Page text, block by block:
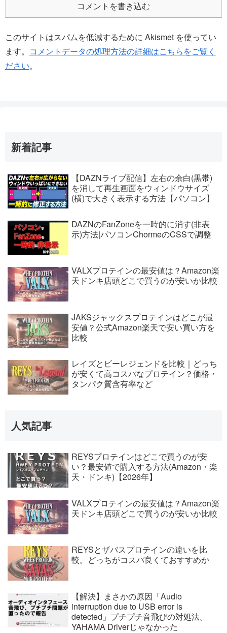
コメントを書き込む
このサイトはスパムを低減するために Akismet を使ってい
ます。 コメントデータの処理方法の詳細はこちらをご覧く
ださい。
新着記事
【DAZNライブ配信】左右の余白(黒帯)
を消して再生画面をウィンドウサイズ
(横)で大きく表示する方法【パソコン】
DAZNのFanZoneを一時的に消す(非表
示)方法|パソコンChormeのCSSで調整
VALXプロテインの最安値は？Amazon楽
天ドンキ店頭どこで買うのが安いか比較
JAKSジャックスプロテインはどこが最
安値？公式Amazon楽天で安い買い方を
比較
レイズとビーレジェンドを比較｜どっち
が安くて高コスパなプロテイン？価格・
タンパク質含有率など
人気記事
REYSプロテインはどこで買うのが安
い？最安値で購入する方法(Amazon・楽
天・ドンキ)【2026年】
VALXプロテインの最安値は？Amazon楽
天ドンキ店頭どこで買うのが安いか比較
REYSとザバスプロテインの違いを比
較。どっちがコスパ良くておすすめか
【解決】まさかの原因「Audio
interruption due to USB error is
detected」プチプチ音飛びの対処法。
YAHAMA Driverじゃなかった